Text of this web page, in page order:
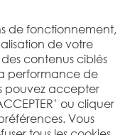
de fonctionnement,
de votre
contenus ciblés
performance de
pouvez accepter
ou cliquer
Vous